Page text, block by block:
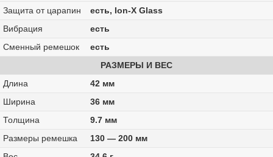
Защита от царапин
есть, Ion-X Glass
Вибрация
есть
Сменный ремешок
есть
РАЗМЕРЫ И ВЕС
Длина
42 мм
Ширина
36 мм
Толщина
9.7 мм
Размеры ремешка
130 — 200 мм